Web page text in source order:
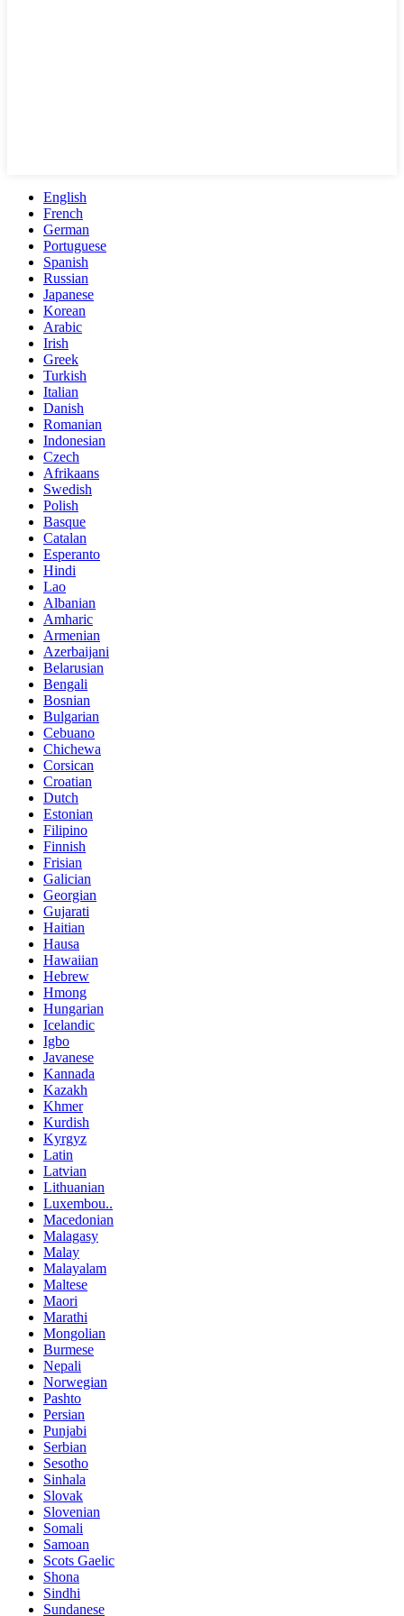
English
French
German
Portuguese
Spanish
Russian
Japanese
Korean
Arabic
Irish
Greek
Turkish
Italian
Danish
Romanian
Indonesian
Czech
Afrikaans
Swedish
Polish
Basque
Catalan
Esperanto
Hindi
Lao
Albanian
Amharic
Armenian
Azerbaijani
Belarusian
Bengali
Bosnian
Bulgarian
Cebuano
Chichewa
Corsican
Croatian
Dutch
Estonian
Filipino
Finnish
Frisian
Galician
Georgian
Gujarati
Haitian
Hausa
Hawaiian
Hebrew
Hmong
Hungarian
Icelandic
Igbo
Javanese
Kannada
Kazakh
Khmer
Kurdish
Kyrgyz
Latin
Latvian
Lithuanian
Luxembou..
Macedonian
Malagasy
Malay
Malayalam
Maltese
Maori
Marathi
Mongolian
Burmese
Nepali
Norwegian
Pashto
Persian
Punjabi
Serbian
Sesotho
Sinhala
Slovak
Slovenian
Somali
Samoan
Scots Gaelic
Shona
Sindhi
Sundanese